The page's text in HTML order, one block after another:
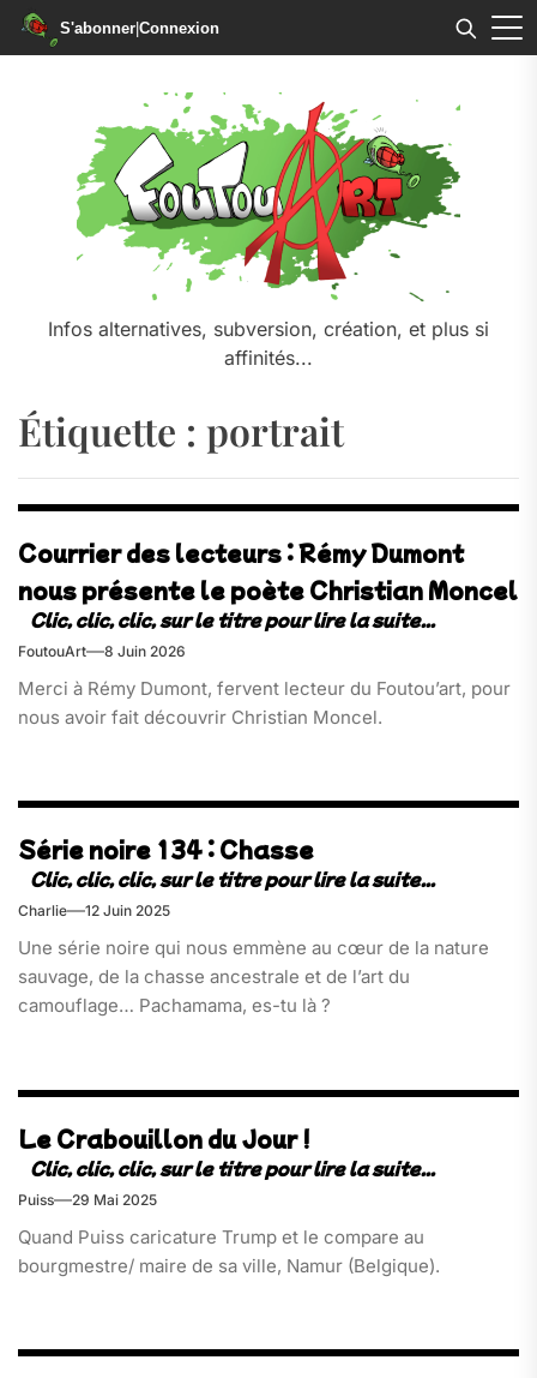
S'abonner|Connexion
Infos alternatives, subversion, création, et plus si
affinités...
Étiquette : portrait
Courrier des lecteurs : Rémy Dumont
nous présente le poète Christian Moncel
FoutouArt 8 Juin 2026
Merci à Rémy Dumont, fervent lecteur du Foutou’art, pour
nous avoir fait découvrir Christian Moncel.
Série noire 134 : Chasse
Charlie 12 Juin 2025
Une série noire qui nous emmène au cœur de la nature
sauvage, de la chasse ancestrale et de l’art du
camouflage… Pachamama, es-tu là ?
Le Crabouillon du Jour !
Puiss 29 Mai 2025
Quand Puiss caricature Trump et le compare au
bourgmestre/ maire de sa ville, Namur (Belgique).